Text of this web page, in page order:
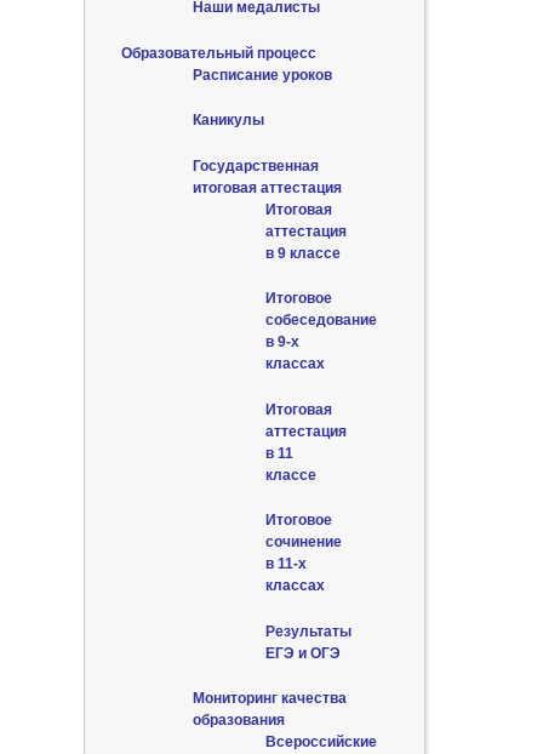
Наши медалисты
Образовательный процесс
Расписание уроков
Каникулы
Государственная
итоговая аттестация
Итоговая
аттестация
в 9 классе
Итоговое
собеседование
в 9-х
классах
Итоговая
аттестация
в 11
классе
Итоговое
сочинение
в 11-х
классах
Результаты
ЕГЭ и ОГЭ
Мониторинг качества
образования
Всероссийские